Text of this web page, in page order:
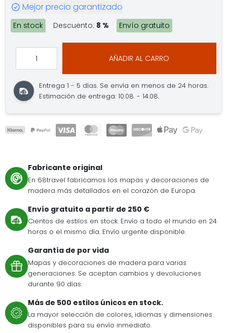
Mejor precio garantizado
En stock Descuento: 8 % Envío gratuito
AÑADIR AL CARRO
Entrega 1 - 5 días. Se envía en menos de 24 horas.
Estimación de entrega: 10.08. - 14.08.
Fabricante original
En 68travel fabricamos los mapas y decoraciones de
madera más detallados en el corazón de Europa.
Envío gratuito a partir de 250 €
Cientos de estilos en stock. Envío a todo el mundo en 24
horas o el mismo día. Envío urgente disponible.
Garantía de por vida
Mapas y decoraciones de madera para varias
generaciones. Se aceptan cambios y devoluciones
durante 90 días.
Más de 500 estilos únicos en stock.
La mayor selección de colores, idiomas y dimensiones
disponibles para su envío inmediato.